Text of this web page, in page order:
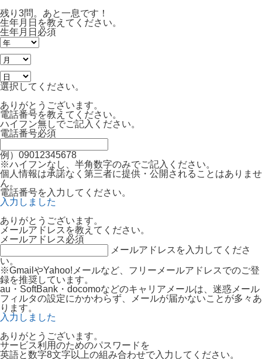
残り3問。あと一息です！
生年月日を教えてください。
生年月日 必須
選択してください。
ありがとうございます。
電話番号を教えてください。
ハイフン無しでご記入ください。
電話番号必須
例）09012345678
※ハイフンなし、半角数字のみでご記入ください。
個人情報は承諾なく第三者に提供・公開されることはありませ
ん。
電話番号を入力してください。
入力しました
ありがとうございます。
メールアドレスを教えてください。
メールアドレス必須
メールアドレスを入力してくださ
い。
※GmailやYahoo!メールなど、フリーメールアドレスでのご登
録を推奨しています。
au・SoftBank・docomoなどのキャリアメールは、迷惑メール
フィルタの設定にかかわらず、メールが届かないことが多々あ
ります。
入力しました
ありがとうございます。
サービス利用のためのパスワードを
英語と数字8文字以上の組み合わせで入力してください。